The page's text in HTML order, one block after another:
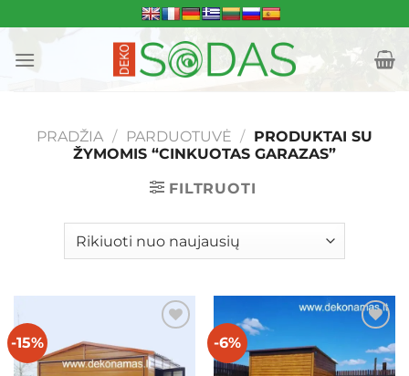
to
content
PRADŽIA / PARDUOTUVĖ / PRODUKTAI SU
ŽYMOMIS “CINKUOTAS GARAZAS”
FILTRUOTI
-15% Mėgstamiausias -6%